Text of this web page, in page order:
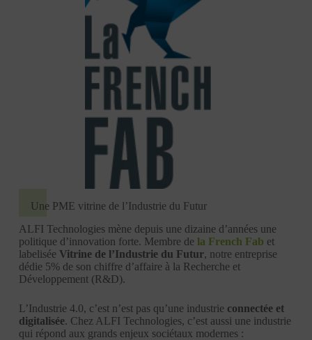
Une PME vitrine de l’Industrie du Futur
ALFI Technologies mène depuis une dizaine d’années une
politique d’innovation forte. Membre de la French Fab et
labelisée Vitrine de l’Industrie du Futur, notre entreprise
dédie 5% de son chiffre d’affaire à la Recherche et
Développement (R&D).
L’Industrie 4.0, c’est n’est pas qu’une industrie connectée et
digitalisée. Chez ALFI Technologies, c’est aussi une industrie
qui répond aux grands enjeux sociétaux modernes :